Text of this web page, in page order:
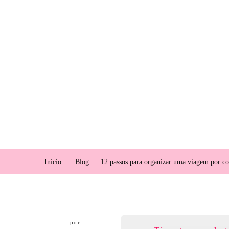
Início Blog 12 passos para organizar uma viagem por
por